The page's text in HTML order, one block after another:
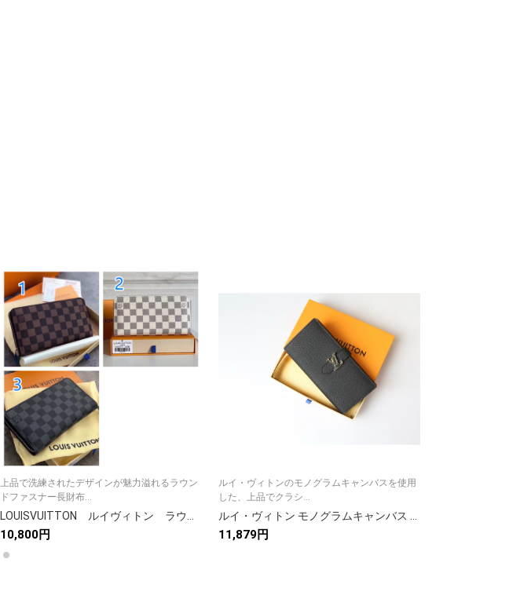
上品で洗練されたデザインが魅力溢れるラウン
ドファスナー長財布...
LOUISVUITTON ルイヴィトン ラウンドファスナー長財布 美品 ダミエ ブラック/ブラウン/ホワイト ジッピー・ウォレット 3色
10,800円
ルイ・ヴィトンのモノグラムキャンバスを使用
した、上品でクラシ...
ルイ・ヴィトン モノグラムキャンバス 上品な長財布 レディースのギフトに最適な定番モデル
11,879円